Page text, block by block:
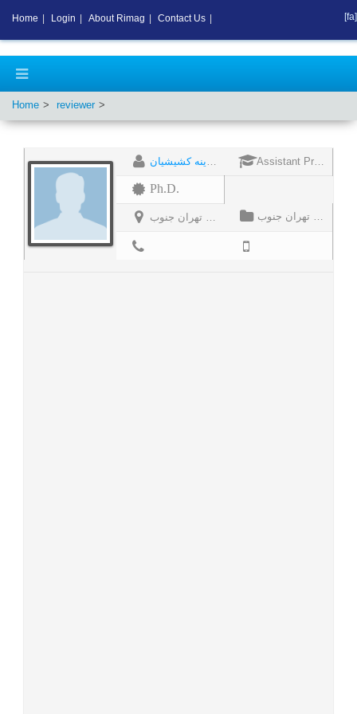
Home reviewer
گارینه کشیشیان Assistant Professor
Ph.D.
استادیار گروه حقوق و علوم سیاسی دانشگاه آزاد واحد تهران جنوب استادیار گروه حقوق و علوم سیاسی دانشگاه آزاد واحد تهران جنوب
Home Login About Rimag Contact Us [fa]